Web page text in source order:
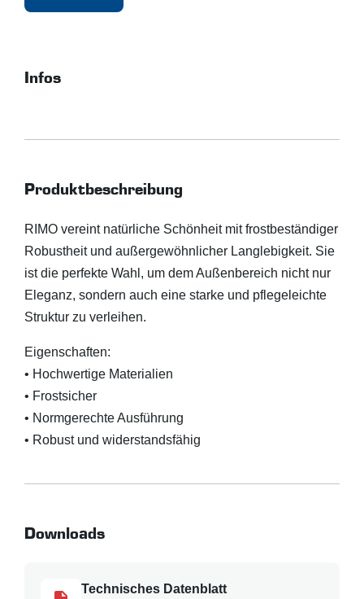
Infos
Produktbeschreibung
RIMO vereint natürliche Schönheit mit frostbeständiger
Robustheit und außergewöhnlicher Langlebigkeit. Sie
ist die perfekte Wahl, um dem Außenbereich nicht nur
Eleganz, sondern auch eine starke und pflegeleichte
Struktur zu verleihen.
Eigenschaften:
• Hochwertige Materialien
• Frostsicher
• Normgerechte Ausführung
• Robust und widerstandsfähig
Downloads
Technisches Datenblatt